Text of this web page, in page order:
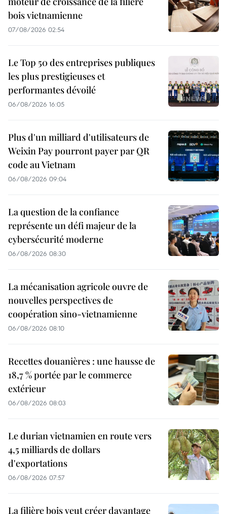
bois vietnamienne
07/08/2026 02:54
Le Top 50 des entreprises publiques
les plus prestigieuses et
performantes dévoilé
06/08/2026 16:05
Plus d'un milliard d'utilisateurs de
Weixin Pay pourront payer par QR
code au Vietnam
06/08/2026 09:04
La question de la confiance
représente un défi majeur de la
cybersécurité moderne
06/08/2026 08:30
La mécanisation agricole ouvre de
nouvelles perspectives de
coopération sino-vietnamienne
06/08/2026 08:10
Recettes douanières : une hausse de
18,7 % portée par le commerce
extérieur
06/08/2026 08:03
Le durian vietnamien en route vers
4,5 milliards de dollars
d'exportations
06/08/2026 07:57
La filière bois veut créer davantage